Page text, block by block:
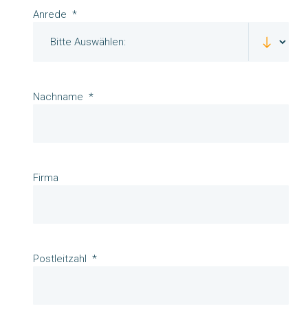
Anrede
Nachname
Firma
Postleitzahl